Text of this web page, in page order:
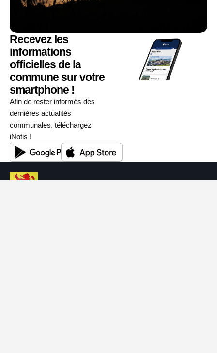
Recevez les
informations
officielles de la
commune sur votre
smartphone !
Afin de rester informés des
dernières actualités
communales, téléchargez
iNotis !